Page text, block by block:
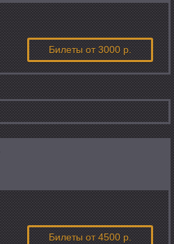
Билеты от 3000 р.
Билеты от 4500 р.